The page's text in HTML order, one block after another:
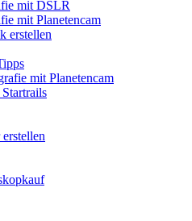
mit DSLR
mit Planetencam
erstellen
mit Planetencam